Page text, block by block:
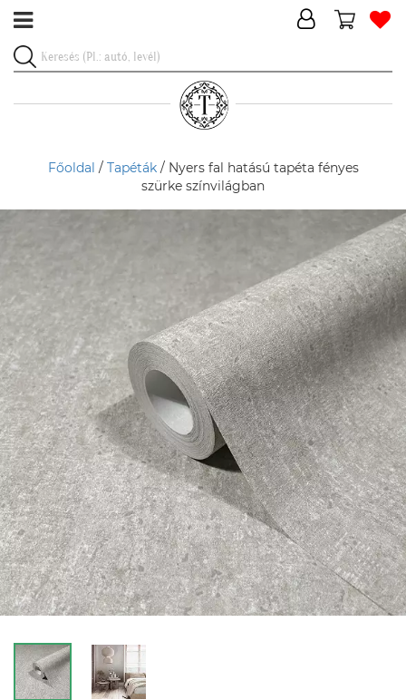
Főoldal / Tapéták/ Nyers fal hatású tapéta fényes
szürke színvilágban